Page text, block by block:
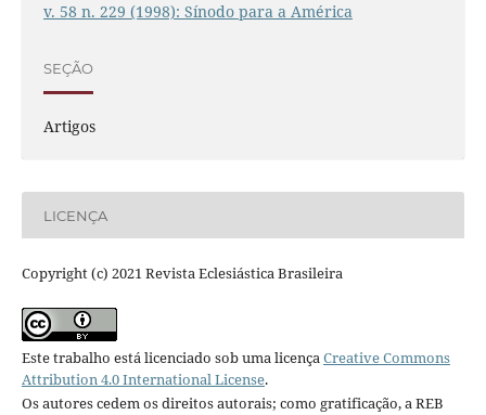
v. 58 n. 229 (1998): Sínodo para a América
SEÇÃO
Artigos
LICENÇA
Copyright (c) 2021 Revista Eclesiástica Brasileira
Este trabalho está licenciado sob uma licençaCreative Commons
Attribution 4.0 International License.
Os autores cedem os direitos autorais; como gratificação, a REB